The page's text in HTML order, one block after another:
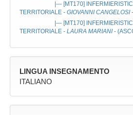
|--- [MT170]
TERRITORIALE - GIOVANNI CANGELOSI
|--- [MT170]
TERRITORIALE - LAURA MARIANI -
LINGUA INSEGNAMENTO
ITALIANO